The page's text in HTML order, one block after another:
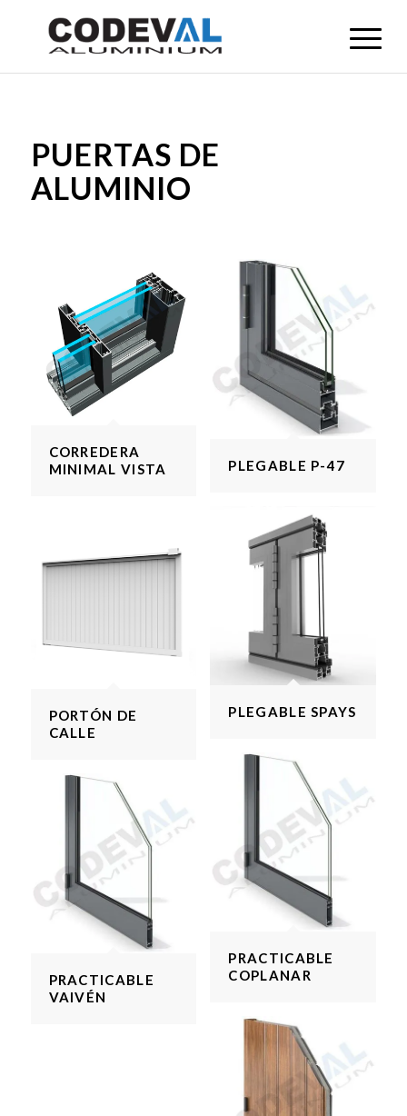
PUERTAS DE
ALUMINIO
CORREDERA
MINIMAL VISTA
PLEGABLE P-47
PLEGABLE SPAYS
PORTÓN DE
CALLE
PRACTICABLE
COPLANAR
PRACTICABLE
VAIVÉN